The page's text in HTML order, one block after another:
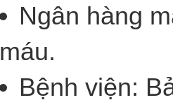
Ngân hàng
máu.
Bệnh viện: